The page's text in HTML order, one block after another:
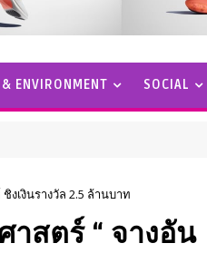
& ENVIRONMENT SOCIAL
งเงินรางวัล 2.5 ล้านบาท
สตร์ “ จางอัน